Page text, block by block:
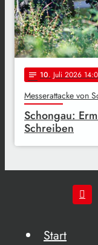
notes 10. Juli 2026
Messerattacke von
Schongau:
Schreiben
Start